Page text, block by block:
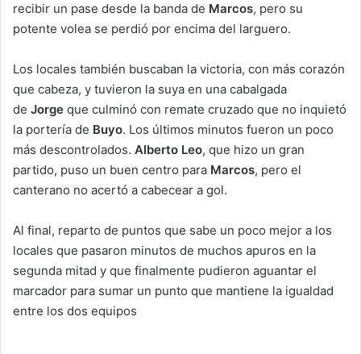
recibir un pase desde la banda de Marcos, pero su
potente volea se perdió por encima del larguero.
Los locales también buscaban la victoria, con más corazón
que cabeza, y tuvieron la suya en una cabalgada
de Jorge que culminó con remate cruzado que no inquietó
la portería de Buyo. Los últimos minutos fueron un poco
más descontrolados. Alberto Leo, que hizo un gran
partido, puso un buen centro para Marcos, pero el
canterano no acertó a cabecear a gol.
Al final, reparto de puntos que sabe un poco mejor a los
locales que pasaron minutos de muchos apuros en la
segunda mitad y que finalmente pudieron aguantar el
marcador para sumar un punto que mantiene la igualdad
entre los dos equipos